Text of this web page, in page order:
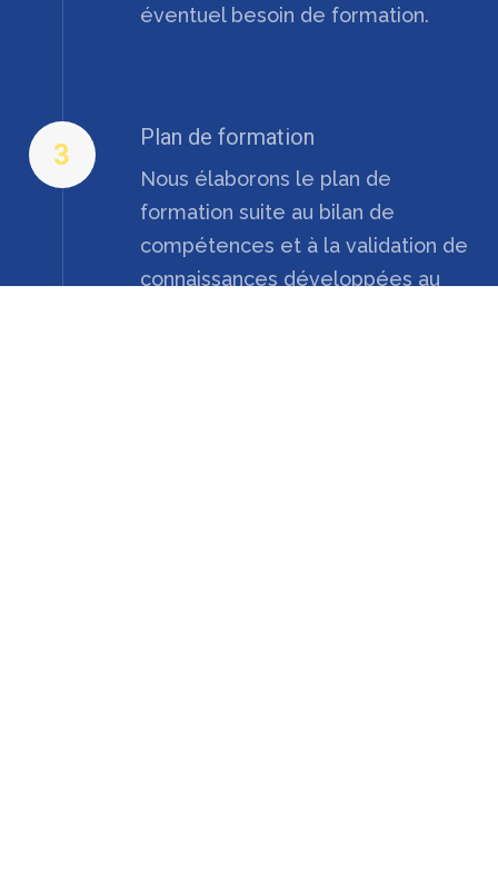
éventuel besoin de formation.
3
Plan de formation
Nous élaborons le plan de
formation suite au bilan de
compétences et à la validation de
connaissances développées au